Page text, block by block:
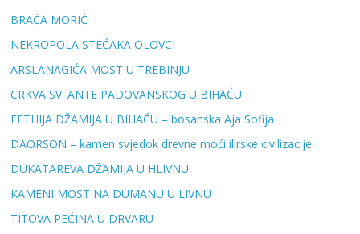
BRAĆA MORIĆ
NEKROPOLA STEĆAKA OLOVCI
ARSLANAGIĆA MOST U TREBINJU
CRKVA SV. ANTE PADOVANSKOG U BIHAĆU
FETHIJA DŽAMIJA U BIHAĆU – bosanska Aja Sofija
DAORSON – kamen svjedok drevne moći ilirske civilizacije
DUKATAREVA DŽAMIJA U HLIVNU
KAMENI MOST NA DUMANU U LIVNU
TITOVA PEĆINA U DRVARU